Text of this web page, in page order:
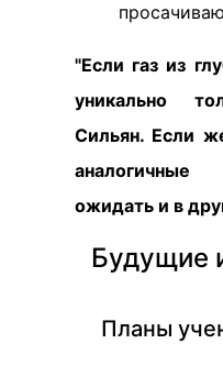
"Если газ из
уникально
Сильян. Если
ожидать и в
Будущие
Планы